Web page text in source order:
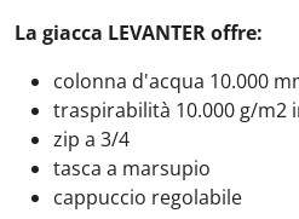
La giacca LEVANTER offre:
colonna d'acqua 10.000
traspirabilità 10.000 g/m2
zip a 3/4
tasca a marsupio
cappuccio regolabile